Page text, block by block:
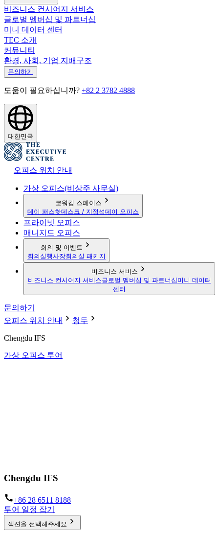
비즈니스 컨시어지 서비스
글로벌 멤버십 및 파트너십
미니 데이터 센터
TEC 소개
커뮤니티
환경, 사회, 기업 지배구조
문의하기
도움이 필요하십니까? +82 2 3782 4888
대한민국
오피스 위치 안내
가상 오피스(비상주 사무실)
코워킹 스페이스
데이 패스핫데스크 / 지정석데이 오피스
프라이빗 오피스
매니지드 오피스
회의 및 이벤트
회의실행사장회의실 패키지
비즈니스 서비스
비즈니스 컨시어지 서비스글로벌 멤버십 및 파트너십 미니 데이터
센터
문의하기
오피스 위치 안내
청두
Chengdu IFS
가상 오피스 투어
Chengdu IFS
+86 28 6511 8188
투어 일정 잡기
섹션을 선택해주세요